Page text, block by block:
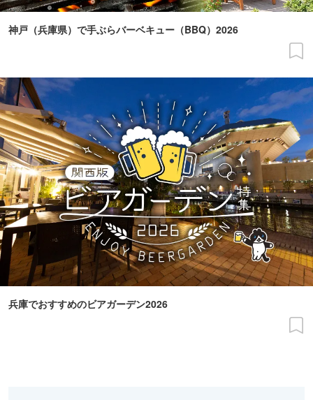
神戸（兵庫県）で手ぶらバーベキュー（BBQ）2026
兵庫でおすすめのビアガーデン2026